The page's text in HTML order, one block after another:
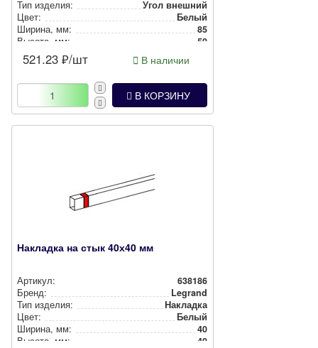
Тип изделия:
Угол внешний
Цвет:
Белый
Ширина, мм:
85
Высота, мм:
50
521.23 ₽/шт В наличии
В КОРЗИНУ
Накладка на стык 40х40 мм
Артикул:
638186
Бренд:
Legrand
Тип изделия:
Накладка
Цвет:
Белый
Ширина, мм:
40
Высота, мм:
40